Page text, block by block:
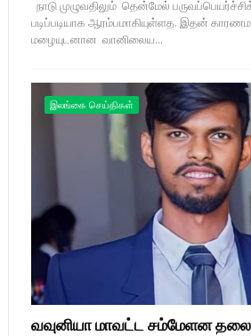
நாடு முழுவதிலும் தென்மேல்
படிப்படியாக ஆரம்பமாகியுள்ளத. இதன்
மழையுடனான வானிலைய...
இலங்கை செய்திகள்
வவுனியா மாவட்ட சம்மேளன